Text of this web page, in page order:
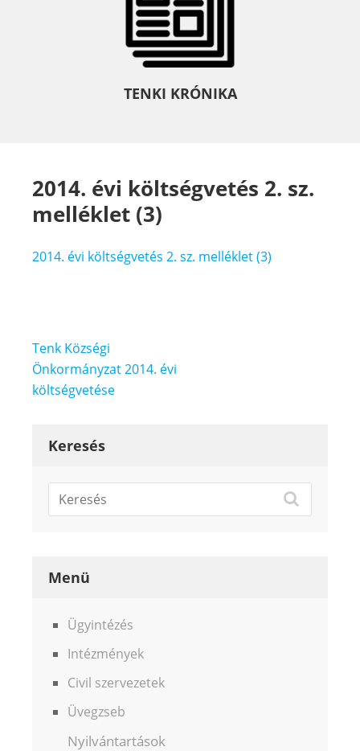
TENKI KRÓNIKA
2014. évi költségvetés 2. sz.
melléklet (3)
2014. évi költségvetés 2. sz. melléklet (3)
Bejegyzés
navigáció
Tenk Községi
Önkormányzat 2014. évi
költségvetése
Keresés
Menü
Ügyintézés
Intézmények
Civil szervezetek
Üvegzseb
Nyilvántartások